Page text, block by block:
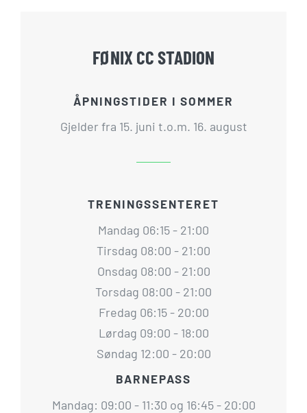
FØNIX CC STADION
ÅPNINGSTIDER I SOMMER
Gjelder fra 15. juni t.o.m. 16. august
TRENINGSSENTERET
Mandag 06:15 - 21:00
Tirsdag 08:00 - 21:00
Onsdag 08:00 - 21:00
Torsdag 08:00 - 21:00
Fredag 06:15 - 20:00
Lørdag 09:00 - 18:00
Søndag 12:00 - 20:00
BARNEPASS
Mandag: 09:00 - 11:30 og 16:45 - 20:00